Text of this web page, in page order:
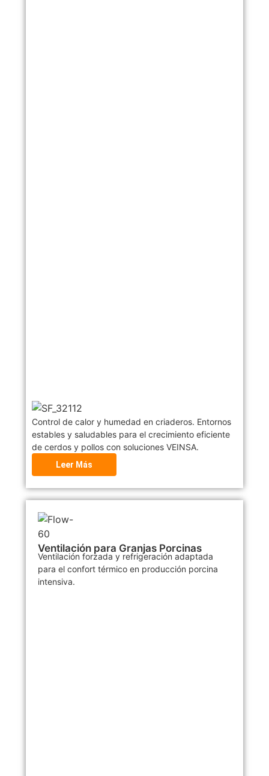
Control de calor y humedad en criaderos. Entornos
estables y saludables para el crecimiento eficiente
de cerdos y pollos con soluciones VEINSA.
Leer Más
Ventilación para Granjas Porcinas
Ventilación forzada y refrigeración adaptada
para el confort térmico en producción porcina
intensiva.